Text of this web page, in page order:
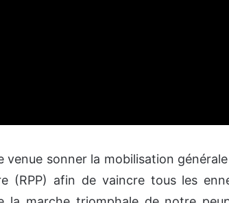
venue sonner la mobilisation
(RPP) afin de vaincre tous les